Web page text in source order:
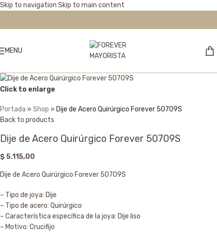
Skip to navigation Skip to main content
MENU
Click to enlarge
Portada » Shop » Dije de Acero Quirúrgico Forever 50709S
Back to products
Dije de Acero Quirúrgico Forever 50709S
$ 5.115,00
Dije de Acero Quirúrgico Forever 50709S
– Tipo de joya: Dije
– Tipo de acero: Quirúrgico
– Característica específica de la joya: Dije liso
– Motivo: Crucifijo